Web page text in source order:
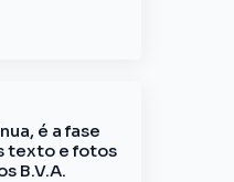
é a fase
texto e fotos
B.V.A.